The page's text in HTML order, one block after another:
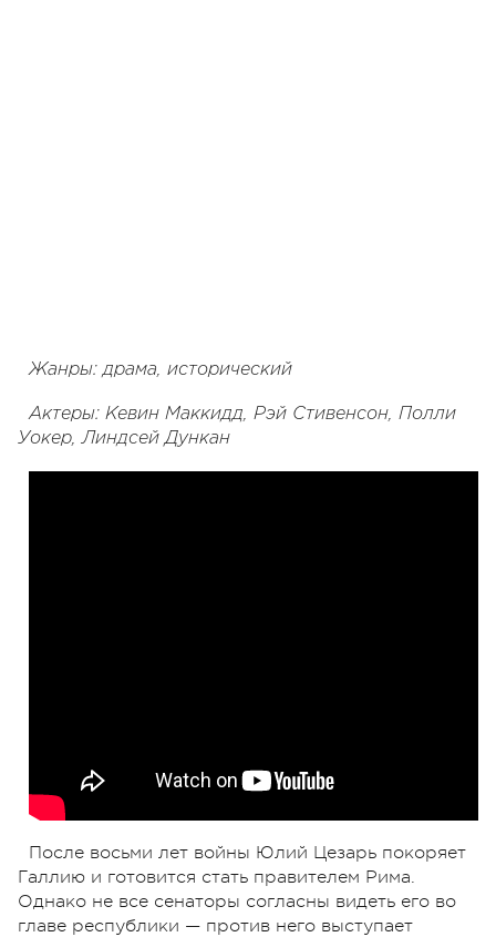
Жанры: драма, исторический
Актеры: Кевин Маккидд, Рэй Стивенсон, Полли
Уокер, Линдсей Дункан
После восьми лет войны Юлий Цезарь покоряет
Галлию и готовится стать правителем Рима.
Однако не все сенаторы согласны видеть его во
главе республики — против него выступает